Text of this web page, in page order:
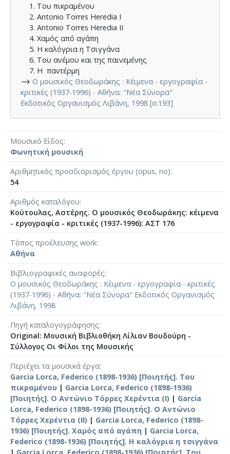
Του πικραμένου
Antonio Torres Heredia Ι
Antonio Torres Heredia ΙΙ
Χαμός από αγάπη
Η καλόγρια η Τσιγγάνα
Του ανέμου και της παινεμένης
Η παντέρμη
⟶ Ο μουσικός Θεοδωράκης : Κέιμενα - εργογραφία -
κριτικές (1937-1996) - Αθήνα: "Νέα Σύνορα"
Εκδοτικός Οργανισμός Λιβάνη, 1998 [σ.193]
Μουσικό Είδος
Φωνητική μουσική
Αριθμητικός προσδιορισμός έργου (opus, no)
54
Αριθμός καταλόγου
Κούτουλας, Αστέρης. Ο μουσικός Θεοδωράκης: κέιμενα
- εργογραφία - κριτικές (1937-1996): ΑΣΤ 176
Τόπος προέλευσης work
Αθήνα
Βιβλιογραφικές αναφορές
Ο μουσικός Θεοδωράκης : Κέιμενα - εργογραφία - κριτικές
(1937-1996) - Αθήνα: "Νέα Σύνορα" Εκδοτικός Οργανισμός
Λιβάνη, 1998
Πηγή καταλογογράφησης
Original: Μουσική Βιβλιοθήκη Λίλιαν Βουδούρη -
Σύλλογος Οι Φίλοι της Μουσικής
Περιέχει τα μουσικά έργα
Garcia Lorca, Federico (1898-1936) [Ποιητής]. Του
πικραμένου | Garcia Lorca, Federico (1898-1936)
[Ποιητής]. Ο Αντώνιο Τόρρες Χερέντια (I) | Garcia
Lorca, Federico (1898-1936) [Ποιητής]. Ο Αντώνιο
Τόρρες Χερέντια (II) | Garcia Lorca, Federico (1898-
1936) [Ποιητής]. Χαμός από αγάπη | Garcia Lorca,
Federico (1898-1936) [Ποιητής]. Η καλόγρια η τσιγγάνα